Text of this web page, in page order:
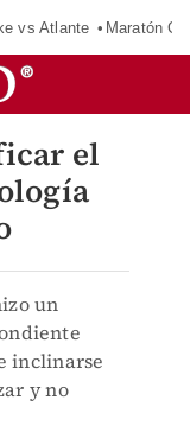
vs Atlante Maratón
el
un
inclinarse
y no